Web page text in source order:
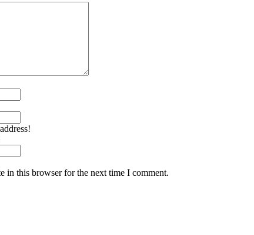
in this browser for the next time I comment.